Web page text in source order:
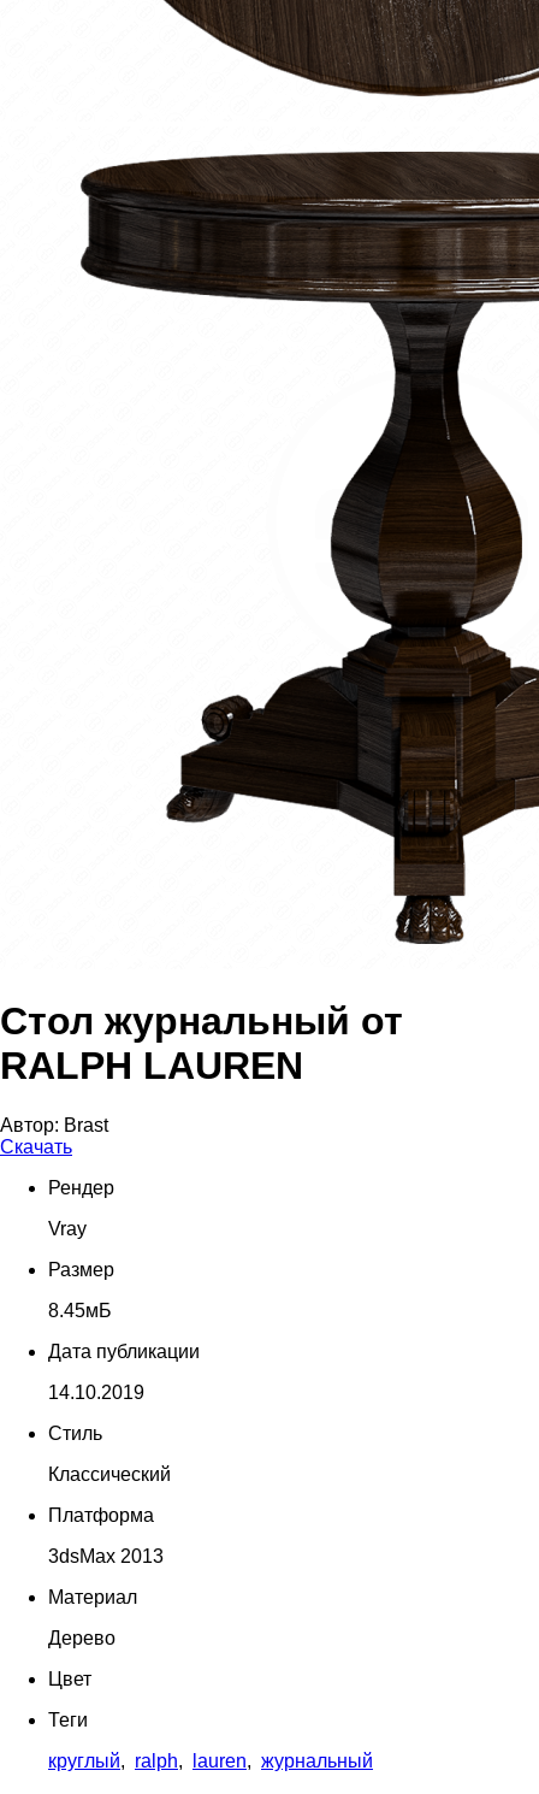
Стол журнальный от
RALPH LAUREN
Автор: Brast
Скачать
Рендер
Vray
Размер
8.45мБ
Дата публикации
14.10.2019
Стиль
Классический
Платформа
3dsMax 2013
Материал
Дерево
Цвет
Теги
круглый, ralph, lauren, журнальный